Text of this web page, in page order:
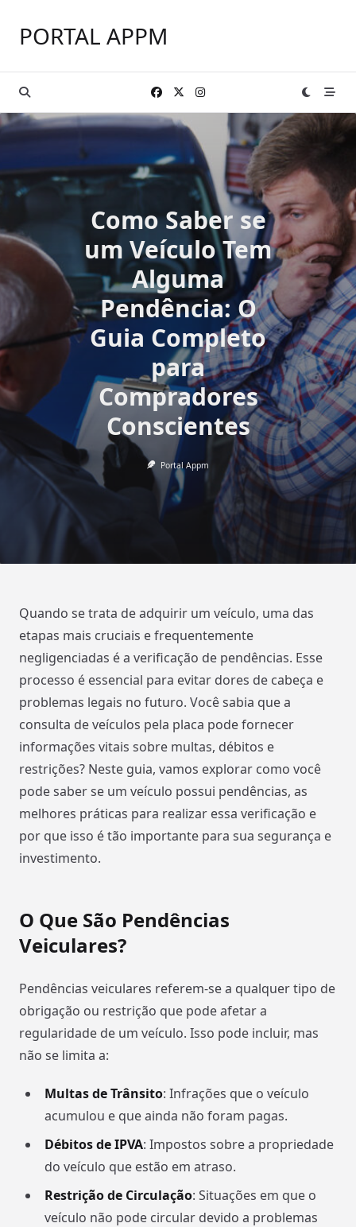
content
PORTAL APPM
Como Saber se
um Veículo Tem
Alguma
Pendência: O
Guia Completo
para
Compradores
Conscientes
Portal Appm
Quando se trata de adquirir um veículo, uma das
etapas mais cruciais e frequentemente
negligenciadas é a verificação de pendências. Esse
processo é essencial para evitar dores de cabeça e
problemas legais no futuro. Você sabia que a
consulta de veículos pela placa pode fornecer
informações vitais sobre multas, débitos e
restrições? Neste guia, vamos explorar como você
pode saber se um veículo possui pendências, as
melhores práticas para realizar essa verificação e
por que isso é tão importante para sua segurança e
investimento.
O Que São Pendências
Veiculares?
Pendências veiculares referem-se a qualquer tipo de
obrigação ou restrição que pode afetar a
regularidade de um veículo. Isso pode incluir, mas
não se limita a:
Multas de Trânsito: Infrações que o veículo
acumulou e que ainda não foram pagas.
Débitos de IPVA: Impostos sobre a propriedade
do veículo que estão em atraso.
Restrição de Circulação: Situações em que o
veículo não pode circular devido a problemas